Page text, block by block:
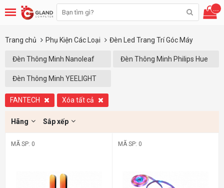
...
Trang chủ Phụ Kiện Các Loại Đèn Led Trang Trí Góc Máy
Đèn Thông Minh Nanoleaf Đèn Thông Minh Philips Hue
Đèn Thông Minh YEELIGHT
FANTECH Xóa tất cả
Hãng Sắp xếp
MÃ SP: 0 MÃ SP: 0